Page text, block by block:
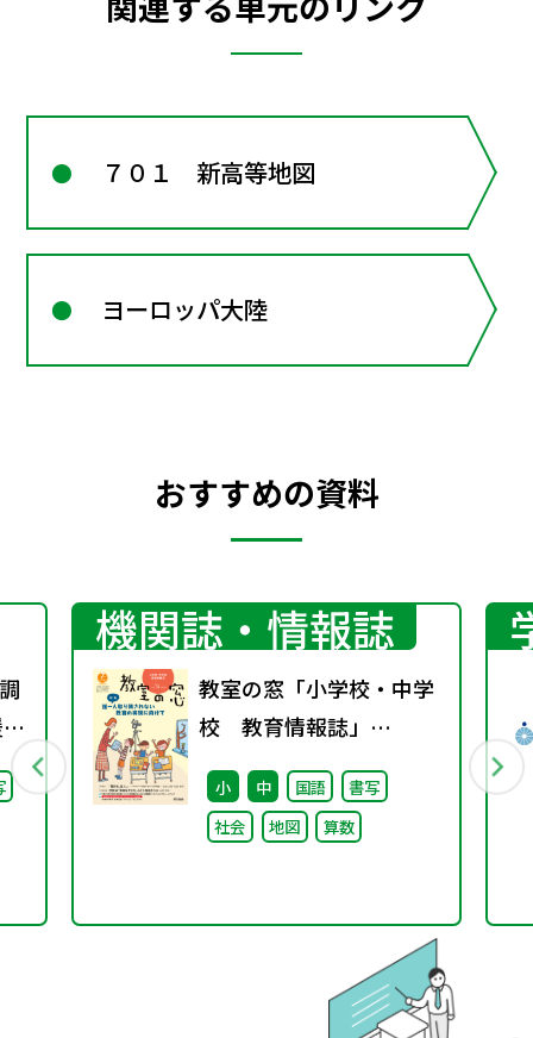
７０１ 新高等地図
ヨーロッパ大陸
おすすめの資料
機関誌・情報誌
教室の窓「小学校・中学
校 教育情報誌」
vol.74 2025年1月発行
小 中 国語
書写
社会
地図 算数